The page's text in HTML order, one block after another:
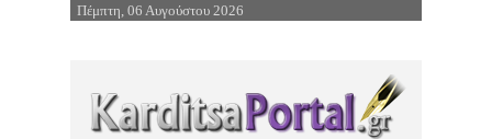
Επιστροφή στην Πλοήγηση
Πέμπτη, 06 Αυγούστου 2026